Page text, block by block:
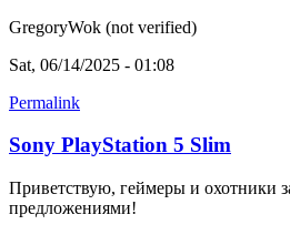
GregoryWok (not verified)
Sat, 06/14/2025 - 01:08
Permalink
Sony PlayStation 5 Slim
Приветствую, геймеры и охотники
предложениями!